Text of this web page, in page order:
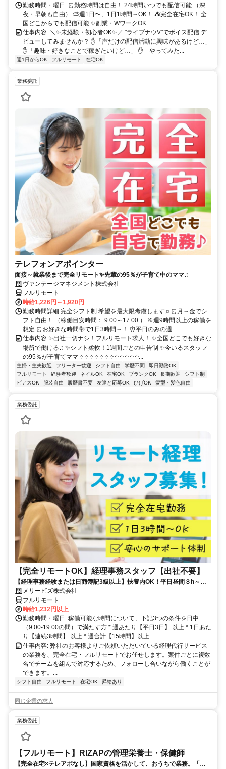
勤務時間・曜日: ⏰勤務時間は自由！ 24時間いつでも配信可能 （深
夜・早朝も自由） ⛅週1日〜、1日1時間～OK！ ⛺完全在宅OK！ 全
国どこからでも配信可能 ✨副業・WワークOK
仕事内容: ＼✨未経験・初心者OK✨／ "ライブナウV"でボイス配信 デ
ビューしてみませんか？ ✋「声だけの配信活動に興味があるけど…」
✋「趣味・好きなことで稼ぎたいけど…」 ✋「やってみた...
週1日からOK フルリモート 在宅OK
業務委託
テレフォンアポインター
面接～就業後まで完全リモート✨先輩の95％が子育て中のママ♫
ヴァンテージマネジメント株式会社
フルリモート
時給1,226円～1,920円
勤務時間詳細 完全シフト制 希望を最大限考慮します♫ ⏰月～金でシ
フト自由！ （稼働目安時間： 9:00～17:00 ） ※週9時間以上の稼働を
想定 ⏰お好きな時間帯で1日3時間～！ ⏰平日のみの週...
仕事内容 ✨出社一切ナシ！フルリモート求人！ ✨全国どこでも好きな
場所で働ける♫ ✨シフト柔軟！1週間ごとの申告制 ✨今いるスタッフ
の95％が子育てママ ༶ ༶ ༶ ༶ ༶ ༶ ༶ ༶ ༶ ༶ ༶ ༶...
主婦・主夫歓迎 フリーター歓迎 シフト自由 学歴不問
即日勤務OK
フルリモート
経験者歓迎 ネイルOK 在宅OK ブランクOK 長期歓迎
シフト制
ピアスOK
服装自由 履歴書不要 友達と応募OK ひげOK 髪型・髪色自由
業務委託
【完全リモートOK】経理事務スタッフ【出社不要】
【経理事務経験または日商簿記3級以上】扶養内OK！平日昼間３h～。
完全在宅で育児・介護中の方も大歓迎♪
メリービズ株式会社
フルリモート
時給1,232円以上
勤務時間・曜日: 稼働可能な時間について、下記3つの条件を日中
（9:00-19:00の間）で満たす方 * 週あたり【平日3日】 以上 * 1日あた
り【連続3時間】 以上 * 週合計【15時間】以上...
仕事内容: 弊社のお客様よりご依頼いただいている経理代行サービス
の業務を、完全在宅・フルリモートでお任せします。案件ごとに複数
名でチームを組んで対応するため、フォローし合いながら働くことが
できます。...
シフト自由 フルリモート 在宅OK 昇給あり
同じ企業の求人
業務委託
【フルリモート】RIZAPの管理栄養士・保健師
【完全在宅×テレアポなし】国家資格を活かして、おうちで業務。「も